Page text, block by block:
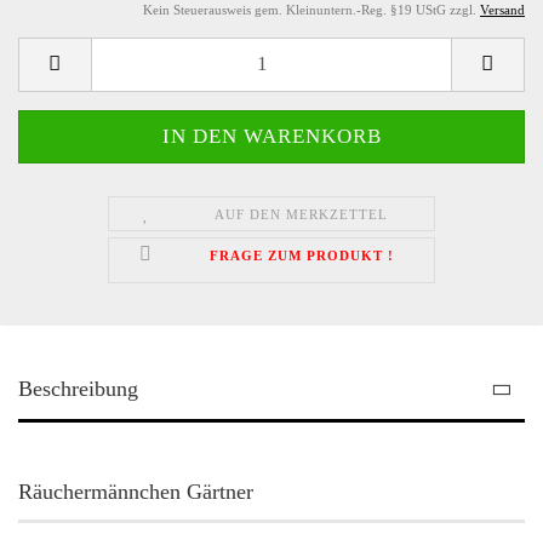
Kein Steuerausweis gem. Kleinuntern.-Reg. §19 UStG zzgl. Versand
AUF DEN MERKZETTEL
FRAGE ZUM PRODUKT !
Beschreibung
Räuchermännchen Gärtner